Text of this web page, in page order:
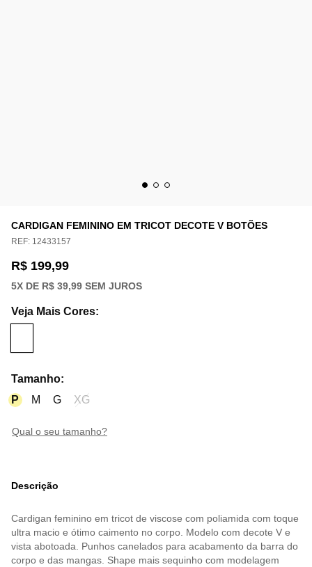
CARDIGAN FEMININO EM TRICOT DECOTE V BOTÕES
REF: 12433157
R$ 199,99
5X DE R$ 39,99 SEM JUROS
Veja Mais Cores:
Tamanho:
P
M G XG
qual o seu tamanho?
Descrição
Cardigan feminino em tricot de viscose com poliamida com toque
ultra macio e ótimo caimento no corpo. Modelo com decote V e
vista abotoada. Punhos canelados para acabamento da barra do
corpo e das mangas. Shape mais sequinho com modelagem